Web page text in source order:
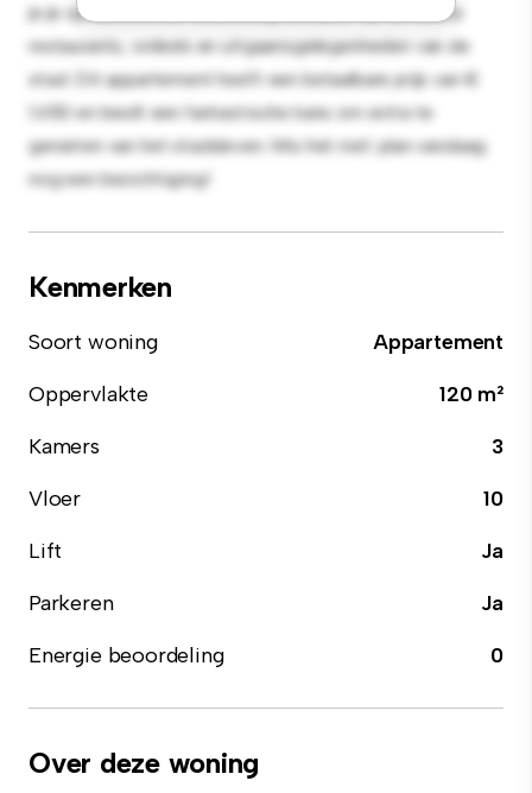
je je op slechts een steenworp afstand van de beste
restaurants, winkels en uitgaansgelegenheden van de
stad. Dit appartement heeft een betaalbare prijs van €
1.650 en biedt een fantastische kans om extra te
genieten van het stadsleven. Mis het niet: plan vandaag
nog een bezichtiging!
Kenmerken
Soort woning
Appartement
Oppervlakte
120 m²
Kamers
3
Vloer
10
Lift
Ja
Parkeren
Ja
Energie beoordeling
0
Over deze woning